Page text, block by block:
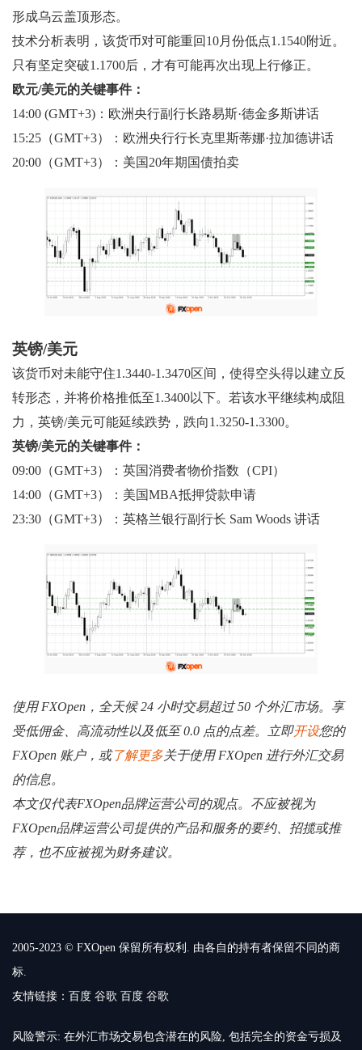
形成乌云盖顶形态。
技术分析表明，该货币对可能重回10月份低点1.1540附近。
只有坚定突破1.1700后，才有可能再次出现上行修正。
欧元/美元的关键事件：
14:00 (GMT+3)：欧洲央行副行长路易斯·德金多斯讲话
15:25（GMT+3）：欧洲央行行长克里斯蒂娜·拉加德讲话
20:00（GMT+3）：美国20年期国债拍卖
英镑/美元
该货币对未能守住1.3440-1.3470区间，使得空头得以建立反
转形态，并将价格推低至1.3400以下。若该水平继续构成阻
力，英镑/美元可能延续跌势，跌向1.3250-1.3300。
英镑/美元的关键事件：
09:00（GMT+3）：英国消费者物价指数（CPI）
14:00（GMT+3）：美国MBA抵押贷款申请
23:30（GMT+3）：英格兰银行副行长 Sam Woods 讲话
使用 FXOpen，全天候 24 小时交易超过 50 个外汇市场。享
受低佣金、高流动性以及低至 0.0 点的点差。立即开设您的
FXOpen 账户，或了解更多关于使用 FXOpen 进行外汇交易
的信息。
本文仅代表FXOpen品牌运营公司的观点。不应被视为
FXOpen品牌运营公司提供的产品和服务的要约、招揽或推
荐，也不应被视为财务建议。
2005-2023 © FXOpen 保留所有权利. 由各自的持有者保留不同的商
标.
友情链接： 百度 谷歌 百度 谷歌
风险警示: 在外汇市场交易包含潜在的风险, 包括完全的资金亏损及